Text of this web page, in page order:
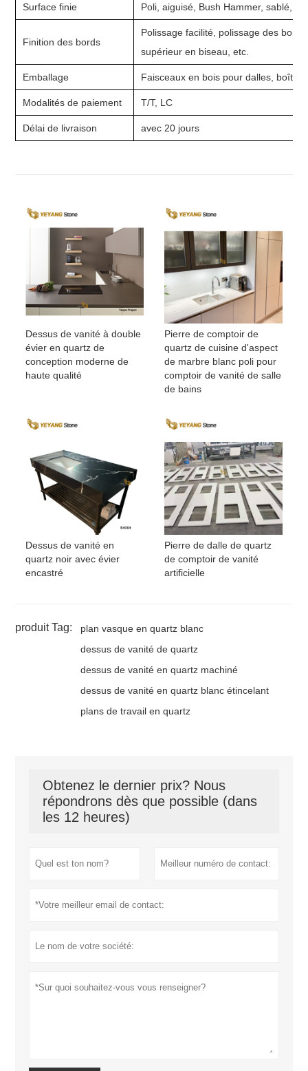
Surface finie Poli, aiguisé, Bush Hammer, sablé,
Finition des bords
Polissage facilité, polissage des
supérieur en biseau, etc.
Emballage Faisceaux en bois pour dalles,
Modalités de paiement T/T, LC
Délai de livraison avec 20 jours
Dessus de vanité à double
évier en quartz de
conception moderne de
haute qualité
Pierre de comptoir de
quartz de cuisine d'aspect
de marbre blanc poli pour
comptoir de vanité de salle
de bains
Dessus de vanité en
quartz noir avec évier
encastré
Pierre de dalle de quartz
de comptoir de vanité
artificielle
produit Tag:
plan vasque en quartz blanc
dessus de vanité de quartz
dessus de vanité en quartz machiné
dessus de vanité en quartz blanc étincelant
plans de travail en quartz
Obtenez le dernier prix? Nous
répondrons dès que possible (dans
les 12 heures)